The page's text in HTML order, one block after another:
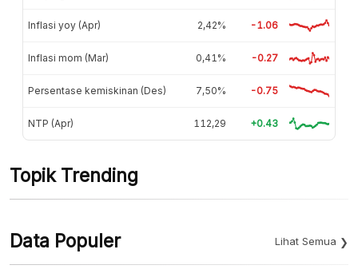
Inflasi yoy (Apr) 2,42% -1.06
Inflasi mom (Mar) 0,41% -0.27
Persentase kemiskinan (Des) 7,50% -0.75
NTP (Apr) 112,29 +0.43
Topik Trending
Data Populer Lihat Semua